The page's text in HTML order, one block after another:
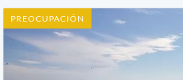
PREOCUPACIÓN